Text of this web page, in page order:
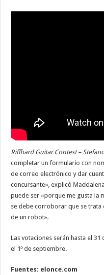
Riffhard Guitar Contest –
completar un formulario con
de correo electrónico y dar
concursante», explicó
puede ser «porque me gusta la
se debe corroborar que se trata
de un robot».
Las votaciones serán hasta el
el 1º de septiembre.
Fuentes: elonce.com